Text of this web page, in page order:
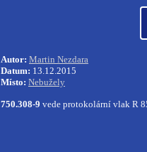
Autor: Martin Nezdara
Datum: 13.12.2015
Místo: Nebužely
750.308-9 vede protokolární vlak R